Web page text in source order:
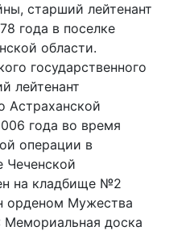
старший лейтенант
года в поселке
области.
государственного
лейтенант
Астраханской
года во время
операции в
Чеченской
на кладбище №2
орденом Мужества
доска